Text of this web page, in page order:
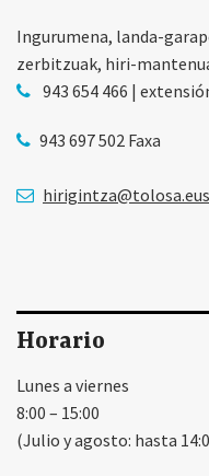
Ingurumena, landa-
zerbitzuak, hiri-
943 654 466 |
943 697 502 Faxa
hirigintza@tolosa.eus
Horario
Lunes a viernes
8:00 – 15:00
(Julio y agosto: hasta